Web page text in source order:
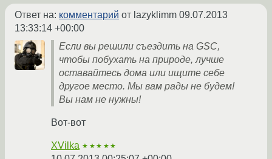
Ответ на: комментарий от lazyklimm 09.07.2013
13:33:14 +00:00
Если вы решили съездить на GSC,
чтобы побухать на природе, лучше
оставайтесь дома или ищите себе
другое место. Мы вам рады не будем!
Вы нам не нужны!
Вот-вот
XVilka ★★★★★